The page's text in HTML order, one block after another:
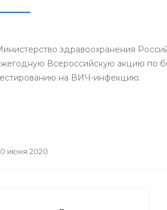
здравоохранения
Всероссийскую акцию по
на ВИЧ-инфекцию.
июня 2020